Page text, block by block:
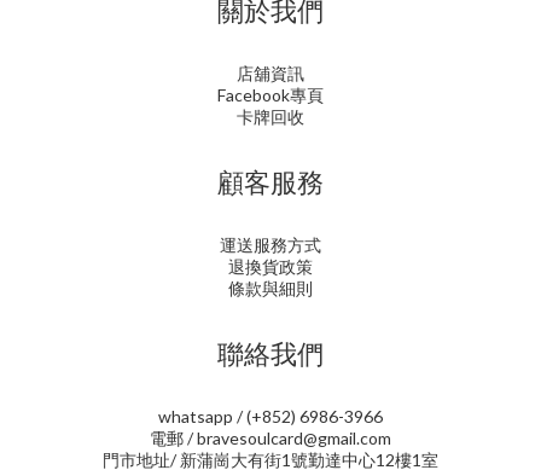
關於我們
店舖資訊
Facebook專頁
卡牌回收
顧客服務
運送服務方式
退換貨政策
條款與細則
聯絡我們
whatsapp / (+852) 6986-3966
電郵 / bravesoulcard@gmail.com
門市地址/ 新蒲崗大有街1號勤達中心12樓1室